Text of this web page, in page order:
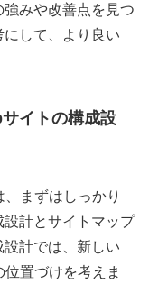
みや改善点を見つ
して、より良い
イトの構成設
まずはしっかり
計とサイトマップ
計では、新しい
置づけを考えま